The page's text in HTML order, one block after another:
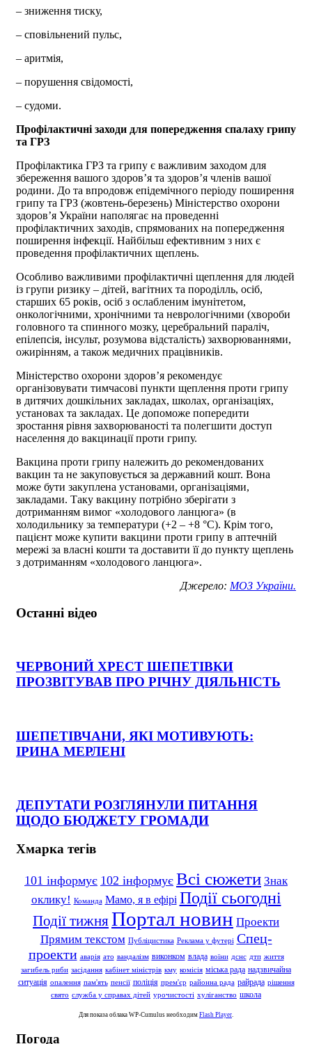
– зниження тиску,
– сповільнений пульс,
– аритмія,
– порушення свідомості,
– судоми.
Профілактичні заходи для попередження спалаху грипу
та ГРЗ
Профілактика ГРЗ та грипу є важливим заходом для
збереження вашого здоров’я та здоров’я членів вашої
родини. До та впродовж епідемічного періоду поширення
грипу та ГРЗ (жовтень-березень) Міністерство охорони
здоров’я України наполягає на проведенні
профілактичних заходів, спрямованих на попередження
поширення інфекції. Найбільш ефективним з них є
проведення профілактичних щеплень.
Особливо важливими профілактичні щеплення для людей
із групи ризику – дітей, вагітних та породілль, осіб,
старших 65 років, осіб з ослабленим імунітетом,
онкологічними, хронічними та неврологічними (хвороби
головного та спинного мозку, церебральний параліч,
епілепсія, інсульт, розумова відсталість) захворюваннями,
ожирінням, а також медичних працівників.
Міністерство охорони здоров’я рекомендує
організовувати тимчасові пункти щеплення проти грипу
в дитячих дошкільних закладах, школах, організаціях,
установах та закладах. Це допоможе попередити
зростання рівня захворюваності та полегшити доступ
населення до вакцинації проти грипу.
Вакцина проти грипу належить до рекомендованих
вакцин та не закуповується за державний кошт. Вона
може бути закуплена установами, організаціями,
закладами. Таку вакцину потрібно зберігати з
дотриманням вимог «холодового ланцюга» (в
холодильнику за температури (+2 – +8 °С). Крім того,
пацієнт може купити вакцини проти грипу в аптечній
мережі за власні кошти та доставити її до пункту щеплень
з дотриманням «холодового ланцюга».
Джерело: МОЗ України.
Останні відео
ЧЕРВОНИЙ ХРЕСТ ШЕПЕТІВКИ
ПРОЗВІТУВАВ ПРО РІЧНУ ДІЯЛЬНІСТЬ
ШЕПЕТІВЧАНИ, ЯКІ МОТИВУЮТЬ:
ІРИНА МЕРЛЕНІ
ДЕПУТАТИ РОЗГЛЯНУЛИ ПИТАННЯ
ЩОДО БЮДЖЕТУ ГРОМАДИ
Хмарка тегів
101 інформує 102 інформує Всі сюжети Знак
оклику! Команда Мамо, я в ефірі Події сьогодні
Події тижняПортал новин Проекти
Прямим текстом Публіцистика Реклама у футері Спец-
проекти аварія ато вандалізм виконком влада воїни дснс дтп життя
загибель риби засідання кабінет міністрів кму комісія міська рада надзвичайна
ситуація опалення пам'ять пенсії поліція прем'єр районна рада райрада рішення
свято служба у справах дітей урочистості хуліганство школа
Для показа облака WP-Cumulus необходим Flash Player.
Погода